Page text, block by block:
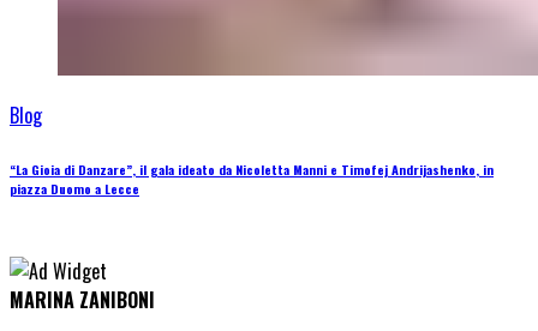
Blog
“La Gioia di Danzare”, il gala ideato da Nicoletta Manni e Timofej Andrijashenko, in
piazza Duomo a Lecce
MARINA ZANIBONI